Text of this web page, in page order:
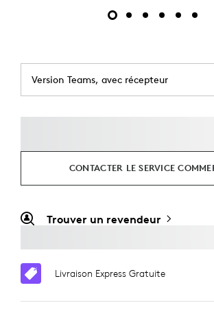
Version Teams, avec récepteur
CONTACTER LE SERVICE
Trouver un revendeur
Livraison Express Gratuite